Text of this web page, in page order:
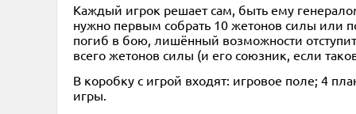
Каждый игрок решает сам, быть ему
нужно первым собрать 10 жетонов силы или
погиб в бою, лишённый возможности
всего жетонов силы (и его союзник, если
В коробку с игрой входят: игровое поле; 4
игры.